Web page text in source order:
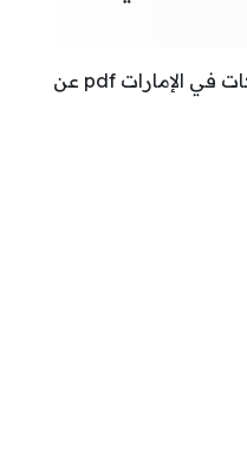
يتم تحميل قانون ضريبة الشركات في الإمارات pdf عن